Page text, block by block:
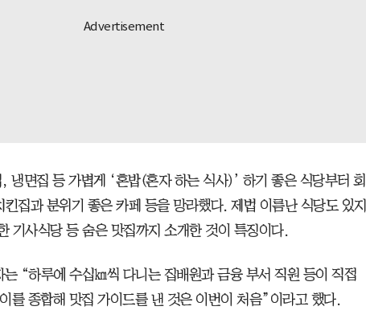
냉면집 등 가볍게 ‘혼밥(혼자 하는 식사)’ 하기 좋은 식당부터 회
집과 분위기 좋은 카페 등을 망라했다. 제법 이름난 식당도 있지
기사식당 등 숨은 맛집까지 소개한 것이 특징이다.
“하루에 수십㎞씩 다니는 집배원과 금융 부서 직원 등이 직접
를 종합해 맛집 가이드를 낸 것은 이번이 처음”이라고 했다.